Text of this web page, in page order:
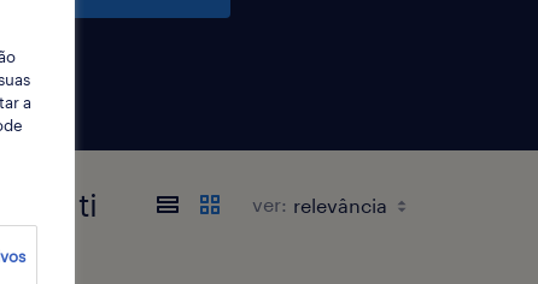
para ti ver:
a